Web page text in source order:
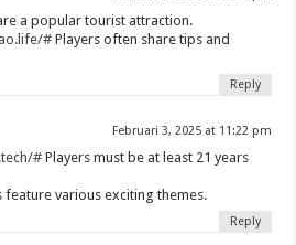
a popular tourist attraction.
# Players often share tips and
Reply
Februari 3, 2025 at 11:22 pm
#Players must be at least 21 years
feature various exciting themes.
Reply